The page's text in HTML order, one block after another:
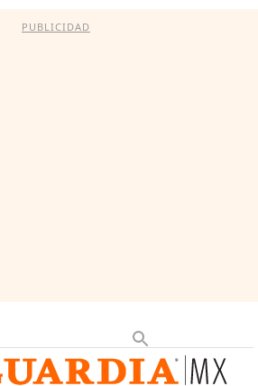
PUBLICIDAD